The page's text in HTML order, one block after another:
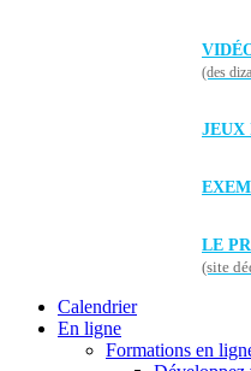
(des
JEUX
LE
(site
Calendrier
En ligne
Formations en